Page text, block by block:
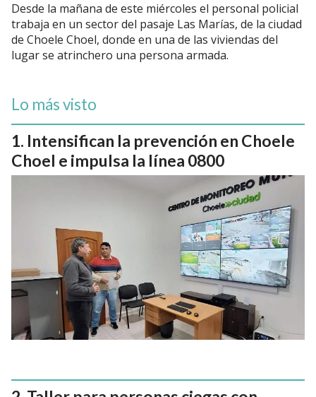
Desde la mañana de este miércoles el personal policial
trabaja en un sector del pasaje Las Marías, de la ciudad
de Choele Choel, donde en una de las viviendas del
lugar se atrinchero una persona armada.
Lo más visto
Intensifican la prevención en Choele
Choel e impulsa la línea 0800